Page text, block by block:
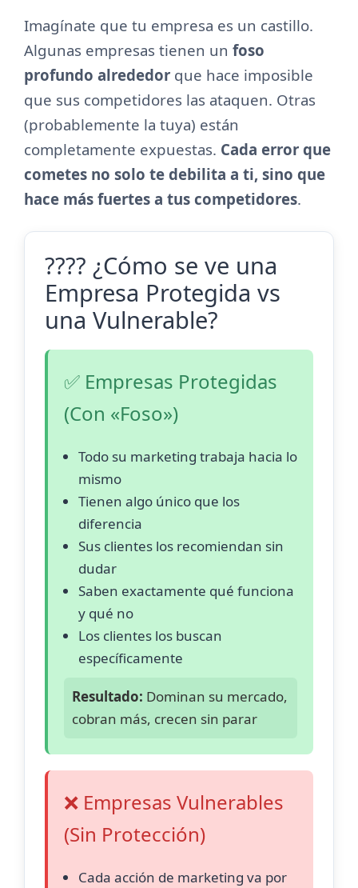
Imagínate que tu empresa es un castillo.
Algunas empresas tienen un foso
profundo alrededor que hace imposible
que sus competidores las ataquen. Otras
(probablemente la tuya) están
completamente expuestas. Cada error que
cometes no solo te debilita a ti, sino que
hace más fuertes a tus competidores.
????️ ¿Cómo se ve una
Empresa Protegida vs
una Vulnerable?
✅ Empresas Protegidas
(Con «Foso»)
Todo su marketing trabaja hacia lo
mismo
Tienen algo único que los
diferencia
Sus clientes los recomiendan sin
dudar
Saben exactamente qué funciona
y qué no
Los clientes los buscan
específicamente
Resultado: Dominan su mercado,
cobran más, crecen sin parar
❌ Empresas Vulnerables
(Sin Protección)
Cada acción de marketing va por